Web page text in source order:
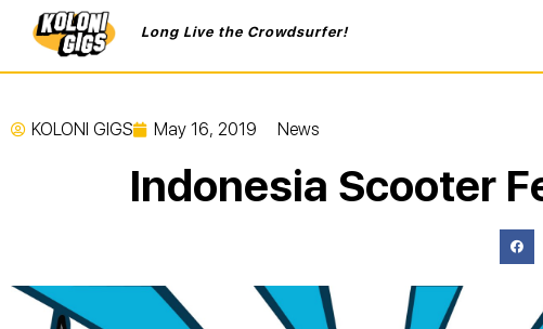
Long Live the Crowdsurfer!
KOLONI GIGS May 16, 2019 News
Indonesia Scooter